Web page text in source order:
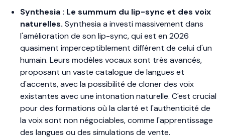
Synthesia : Le summum du lip-sync et des voix
naturelles. Synthesia a investi massivement dans
l'amélioration de son lip-sync, qui est en 2026
quasiment imperceptiblement différent de celui d'un
humain. Leurs modèles vocaux sont très avancés,
proposant un vaste catalogue de langues et
d'accents, avec la possibilité de cloner des voix
existantes avec une intonation naturelle. C'est crucial
pour des formations où la clarté et l'authenticité de
la voix sont non négociables, comme l'apprentissage
des langues ou des simulations de vente.